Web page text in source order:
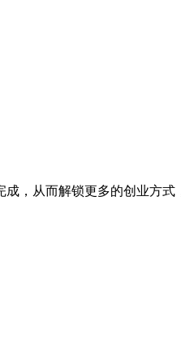
，从而解锁更多的创业方